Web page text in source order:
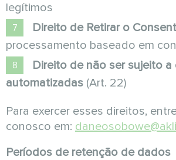
legítimos
Direito de Retirar o
processamento baseado em
Direito de não ser sujeito a
automatizadas (Art. 22)
Para exercer esses direitos,
conosco em:
Períodos de retenção de dados